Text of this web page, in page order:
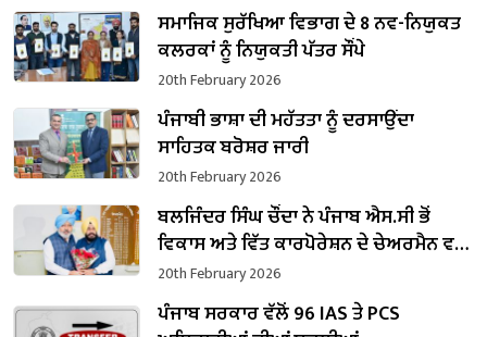
ਸਮਾਜਿਕ ਸੁਰੱਖਿਆ ਵਿਭਾਗ ਦੇ 8 ਨਵ-ਨਿਯੁਕਤ
ਕਲਰਕਾਂ ਨੂੰ ਨਿਯੁਕਤੀ ਪੱਤਰ ਸੌਂਪੇ
20th February 2026
ਪੰਜਾਬੀ ਭਾਸ਼ਾ ਦੀ ਮਹੱਤਤਾ ਨੂੰ ਦਰਸਾਉਂਦਾ
ਸਾਹਿਤਕ ਬਰੋਸ਼ਰ ਜਾਰੀ
20th February 2026
ਬਲਜਿੰਦਰ ਸਿੰਘ ਚੌਂਦਾ ਨੇ ਪੰਜਾਬ ਐਸ.ਸੀ ਭੋਂ
ਵਿਕਾਸ ਅਤੇ ਵਿੱਤ ਕਾਰਪੋਰੇਸ਼ਨ ਦੇ ਚੇਅਰਮੈਨ ਵਜੋਂ
ਸੰਭਾਲਿਆ ਕਾਰਜਭਾਰ
20th February 2026
ਪੰਜਾਬ ਸਰਕਾਰ ਵੱਲੋਂ 96 IAS ਤੇ PCS